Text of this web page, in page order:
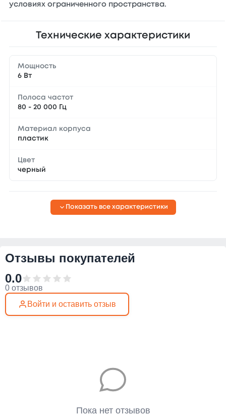
условиях ограниченного пространства.
Технические характеристики
Мощность
6 Вт
Полоса частот
80 - 20 000 Гц
Материал корпуса
пластик
Цвет
черный
Показать все характеристики
Отзывы покупателей
0.0
0 отзывов
Войти и оставить отзыв
Пока нет отзывов